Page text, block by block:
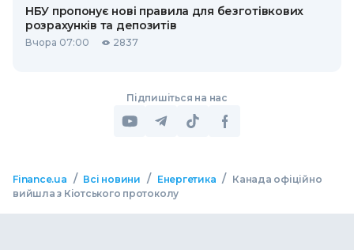
НБУ пропонує нові правила для безготівкових
розрахунків та депозитів
Вчора 07:00 2837
Підпишіться на нас
Finance.ua / Всі новини / Енергетика / Канада офіційно
вийшла з Кіотського протоколу